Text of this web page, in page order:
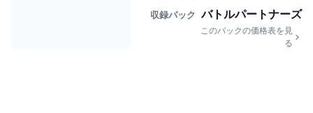
収録パック バトルパートナーズ
このパックの価格表を見
る